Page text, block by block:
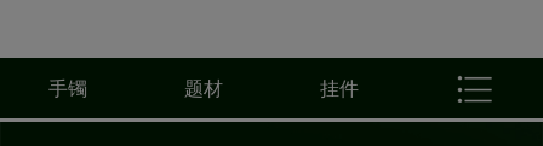
手镯 题材 挂件